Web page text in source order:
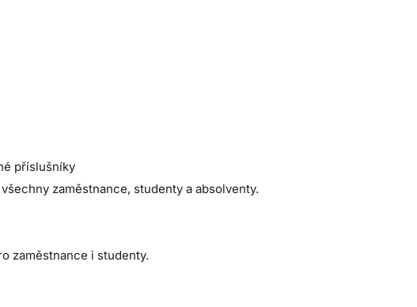
příslušníky
zaměstnance, studenty a absolventy.
zaměstnance i studenty.